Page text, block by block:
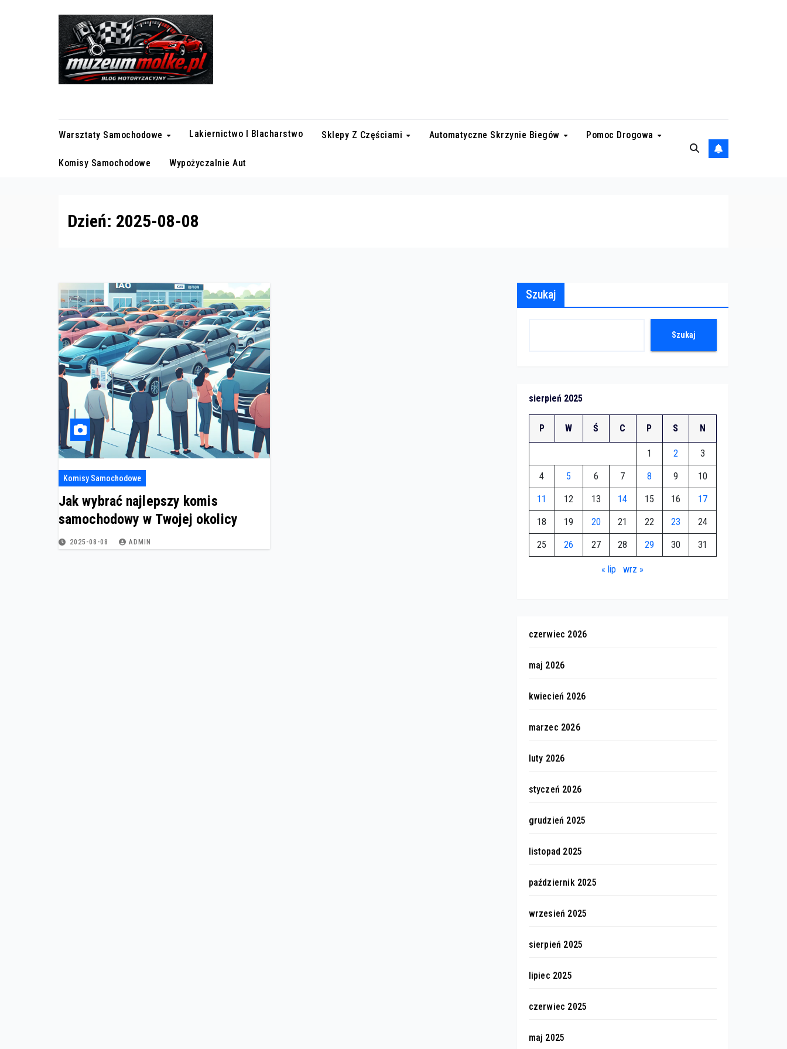
Warsztaty Samochodowe Lakiernictwo I Blacharstwo Sklepy Z Częściami Automatyczne Skrzynie Biegów Pomoc Drogowa
Komisy Samochodowe Wypożyczalnie Aut
Dzień: 2025-08-08
Komisy Samochodowe
Jak wybrać najlepszy komis
samochodowy w Twojej okolicy
2025-08-08 ADMIN
Szukaj
Szukaj
sierpień 2025
P W Ś C P S N
1 2 3
4 5 6 7 8 9 10
11 12 13 14 15 16 17
18 19 20 21 22 23 24
25 26 27 28 29 30 31
« lip wrz »
czerwiec 2026
maj 2026
kwiecień 2026
marzec 2026
luty 2026
styczeń 2026
grudzień 2025
listopad 2025
październik 2025
wrzesień 2025
sierpień 2025
lipiec 2025
czerwiec 2025
maj 2025